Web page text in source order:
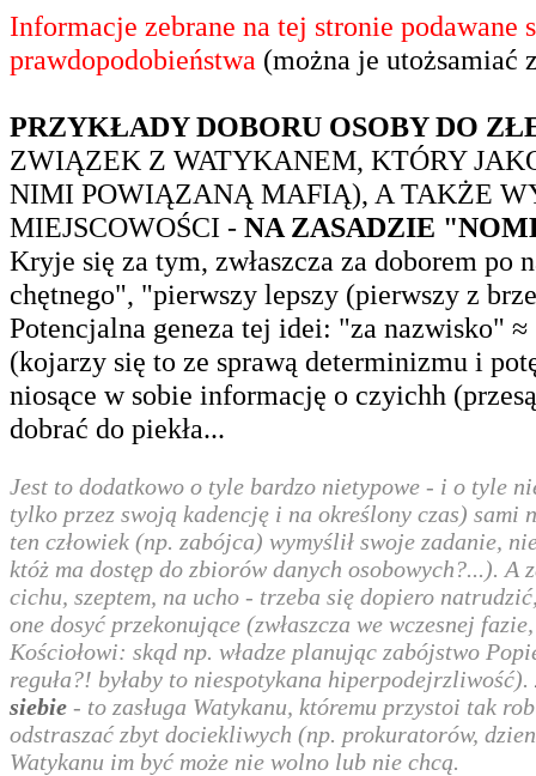
Informacje zebrane na tej stronie podawane
prawdopodobieństwa (można je utożsamiać
PRZYKŁADY DOBORU OSOBY DO
ZWIĄZEK Z WATYKANEM, KTÓRY
NIMI POWIĄZANĄ MAFIĄ), A TAKŻE
MIEJSCOWOŚCI - NA ZASADZIE
Kryje się za tym, zwłaszcza za doborem po
chętnego", "pierwszy lepszy (pierwszy z
Potencjalna geneza tej idei: "za nazwisko"
(kojarzy się to ze sprawą determinizmu i
niosące w sobie informację o czyichh
dobrać do piekła...
Jest to dodatkowo o tyle bardzo nietypowe - i o tyle
tylko przez swoją kadencję i na określony czas)
ten człowiek (np. zabójca) wymyślił swoje zadanie,
któż ma dostęp do zbiorów danych osobowych?...). A
cichu, szeptem, na ucho - trzeba się dopiero
one dosyć przekonujące (zwłaszcza we wczesnej
Kościołowi: skąd np. władze planując zabójstwo
reguła?! byłaby to niespotykana hiperpodejrzliwość).
siebie - to zasługa Watykanu, któremu przystoi tak
odstraszać zbyt dociekliwych (np. prokuratorów,
Watykanu im być może nie wolno lub nie chcą.